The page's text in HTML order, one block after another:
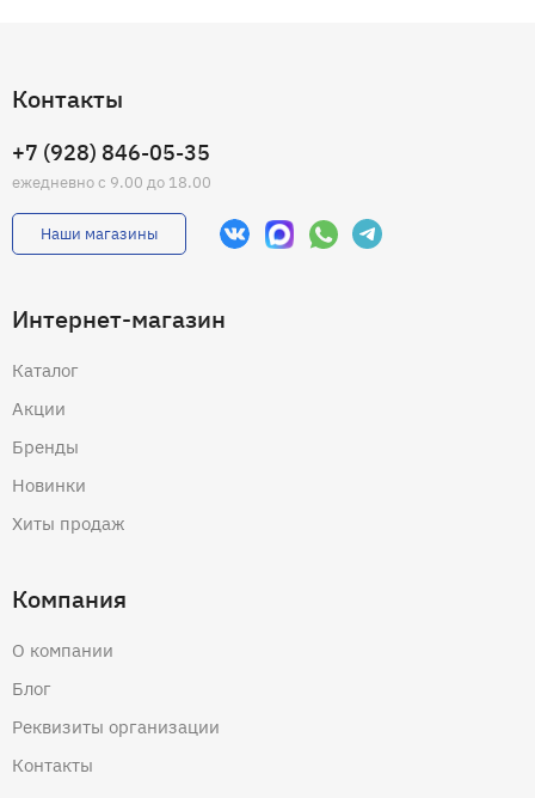
Контакты
+7 (928) 846-05-35
ежедневно с 9.00 до 18.00
Наши магазины
Интернет-магазин
Каталог
Акции
Бренды
Новинки
Хиты продаж
Компания
О компании
Блог
Реквизиты организации
Контакты